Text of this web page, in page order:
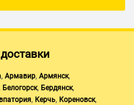
, Армавир, Армянск,
Белогорск, Бердянск,
, Керчь, Кореновск,